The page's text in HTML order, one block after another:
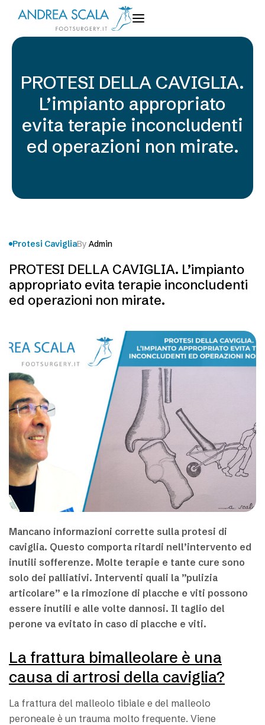
PROTESI DELLA CAVIGLIA.
L’impianto appropriato
evita terapie inconcludenti
ed operazioni non mirate.
Protesi CavigliaBy Admin
PROTESI DELLA CAVIGLIA. L’impianto
appropriato evita terapie inconcludenti
ed operazioni non mirate.
Mancano informazioni corrette sulla protesi di
caviglia. Questo comporta ritardi nell’intervento ed
inutili sofferenze. Molte terapie e tante cure sono
solo dei palliativi. Interventi quali la ”pulizia
articolare” e la rimozione di placche e viti possono
essere inutili e alle volte dannosi. Il taglio del
perone va evitato in caso di placche e viti.
La frattura bimalleolare è una
causa di artrosi della caviglia?
La frattura del malleolo tibiale e del malleolo
peroneale è un trauma molto frequente. Viene